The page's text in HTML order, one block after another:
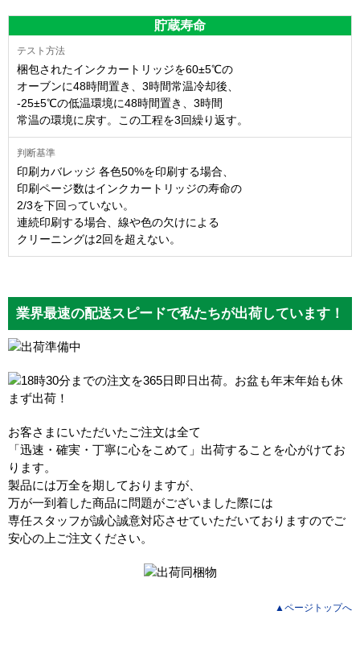
貯蔵寿命
梱包されたインクカートリッジを60±5℃の
オーブンに48時間置き、3時間常温冷却後、
-25±5℃の低温環境に48時間置き、3時間
常温の環境に戻す。この工程を3回繰り返す。
印刷カバレッジ 各色50%を印刷する場合、
印刷ページ数はインクカートリッジの寿命の
2/3を下回っていない。
連続印刷する場合、線や色の欠けによる
クリーニングは2回を超えない。
業界最速の配送スピードで私たちが出荷しています！
お客さまにいただいたご注文は全て
「迅速・確実・丁寧に心をこめて」出荷することを心がけてお
ります。
製品には万全を期しておりますが、
万が一到着した商品に問題がございました際には
専任スタッフが誠心誠意対応させていただいておりますのでご
安心の上ご注文ください。
▲ページトップへ